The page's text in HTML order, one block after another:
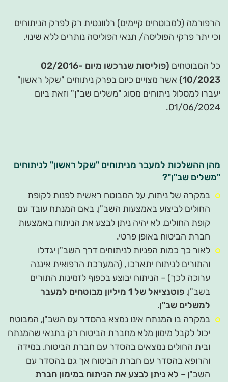
הרפורמה (למבוטחים קיימים) רלוונטית רק לפרק הניתוחים
וכי יתר פרקי הפוליסה/ תנאי הפוליסה נותרים ללא שינוי.
כל המבוטחים
(פוליסות שנרכשו מיום 02/2016-
10/2023) אשר מצויים כיום בפרק ניתוחים "שקל ראשון"
יעברו למסלול ניתוחים מסוג "משלים שב"ן" וזאת ביום
01/06/2024.
מהן ההשלכות למעבר מניתוחים "שקל ראשון" לניתוחים
"משלים שב"ן"?
במקרה של ניתוח, על המבוטח ראשית לפנות לקופת
החולים לביצוע באמצעות השב"ן, באם המנתח עובד עם
קופת החולים, לא יהיה ניתן לבצע את הניתוח באמצעות
חברת הביטוח באופן פרטי.
לאור כך כמות הפניות לניתוחים דרך השב"ן יגדלו
והתורים לניתוח יתארכו , (המערכת הרפואית איננה
ערוכה לכך) – הניתוח יבוצע בכפוף לזמינות התורים
בשב"ן,
פוטנציאל של 1 מיליון מבוטחים למעבר
למשלים שב"ן.
במקרה בו המנתח אינו נמצא בהסדר עם השב"ן, המבוטח
יכול לקבל מימון מלא מחברת הביטוח רק בתנאי שהמנתח
ובית החולים נמצאים בהסדר עם חברת הביטוח. במידה
והרופא בהסדר עם חברת הביטוח אך גם בהסדר עם
השב"ן – לא ניתן לבצע את הניתוח במימון חברת